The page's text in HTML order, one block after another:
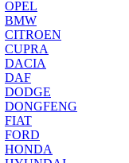
OPEL
BMW
CITROEN
CUPRA
DACIA
DAF
DODGE
DONGFENG
FIAT
FORD
HONDA